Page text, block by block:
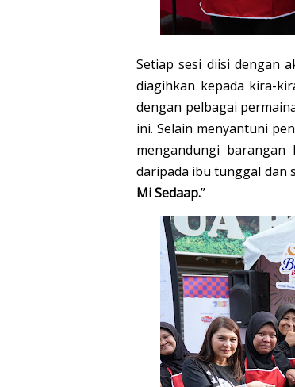
Setiap sesi diisi dengan
diagihkan kepada kira-
dengan pelbagai
ini. Selain menyantuni
mengandungi
daripada ibu tunggal dan
Mi Sedaap.”